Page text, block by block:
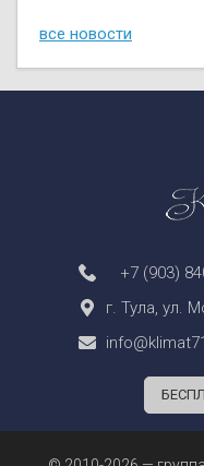
все новости
+7 (903)
г. Тула, ул.